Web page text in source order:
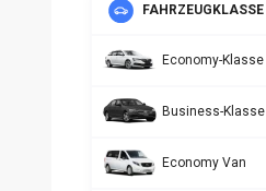
FAHRZEUGKLASSE
Economy-Klasse
Business-Klasse
Economy Van